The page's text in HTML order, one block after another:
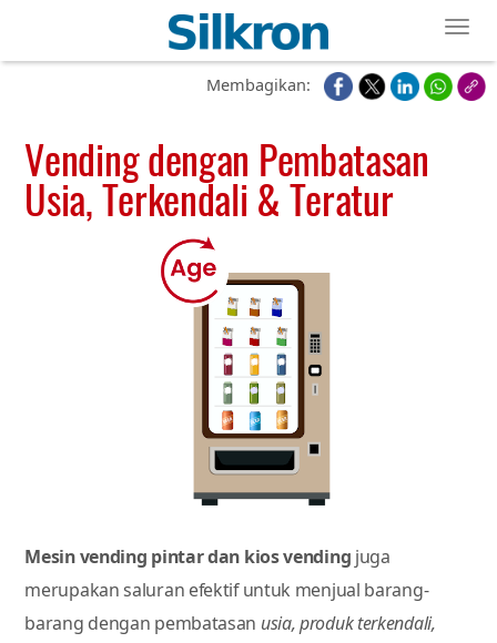
Membagikan:
Vending dengan Pembatasan
Usia, Terkendali & Teratur
Mesin vending pintar dan kios vending juga
merupakan saluran efektif untuk menjual barang-
barang dengan pembatasan usia, produk terkendali,